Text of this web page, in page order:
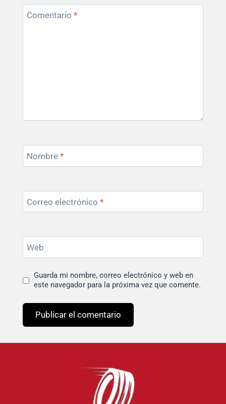
Comentario*
Nombre*
Correo electrónico*
Web
Guarda mi nombre, correo electrónico y web en
este navegador para la próxima vez que comente.